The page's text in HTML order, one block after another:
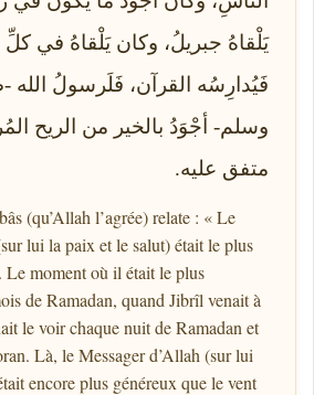
يَلْقاهُ جبريلُ، وكان يَلْقاهُ في
فَيُدارِسُه القرآن، فَلَرسولُ الله
وسلم- أجْوَدُ بالخير من الريح
متفق عليه.
(qu’Allah l’agrée) relate : « Le
lui la paix et le salut) était le plus
Le moment où il était le plus
de Ramadan, quand Jibrîl venait à
le voir chaque nuit de Ramadan et
Là, le Messager d’Allah (sur lui
encore plus généreux que le vent